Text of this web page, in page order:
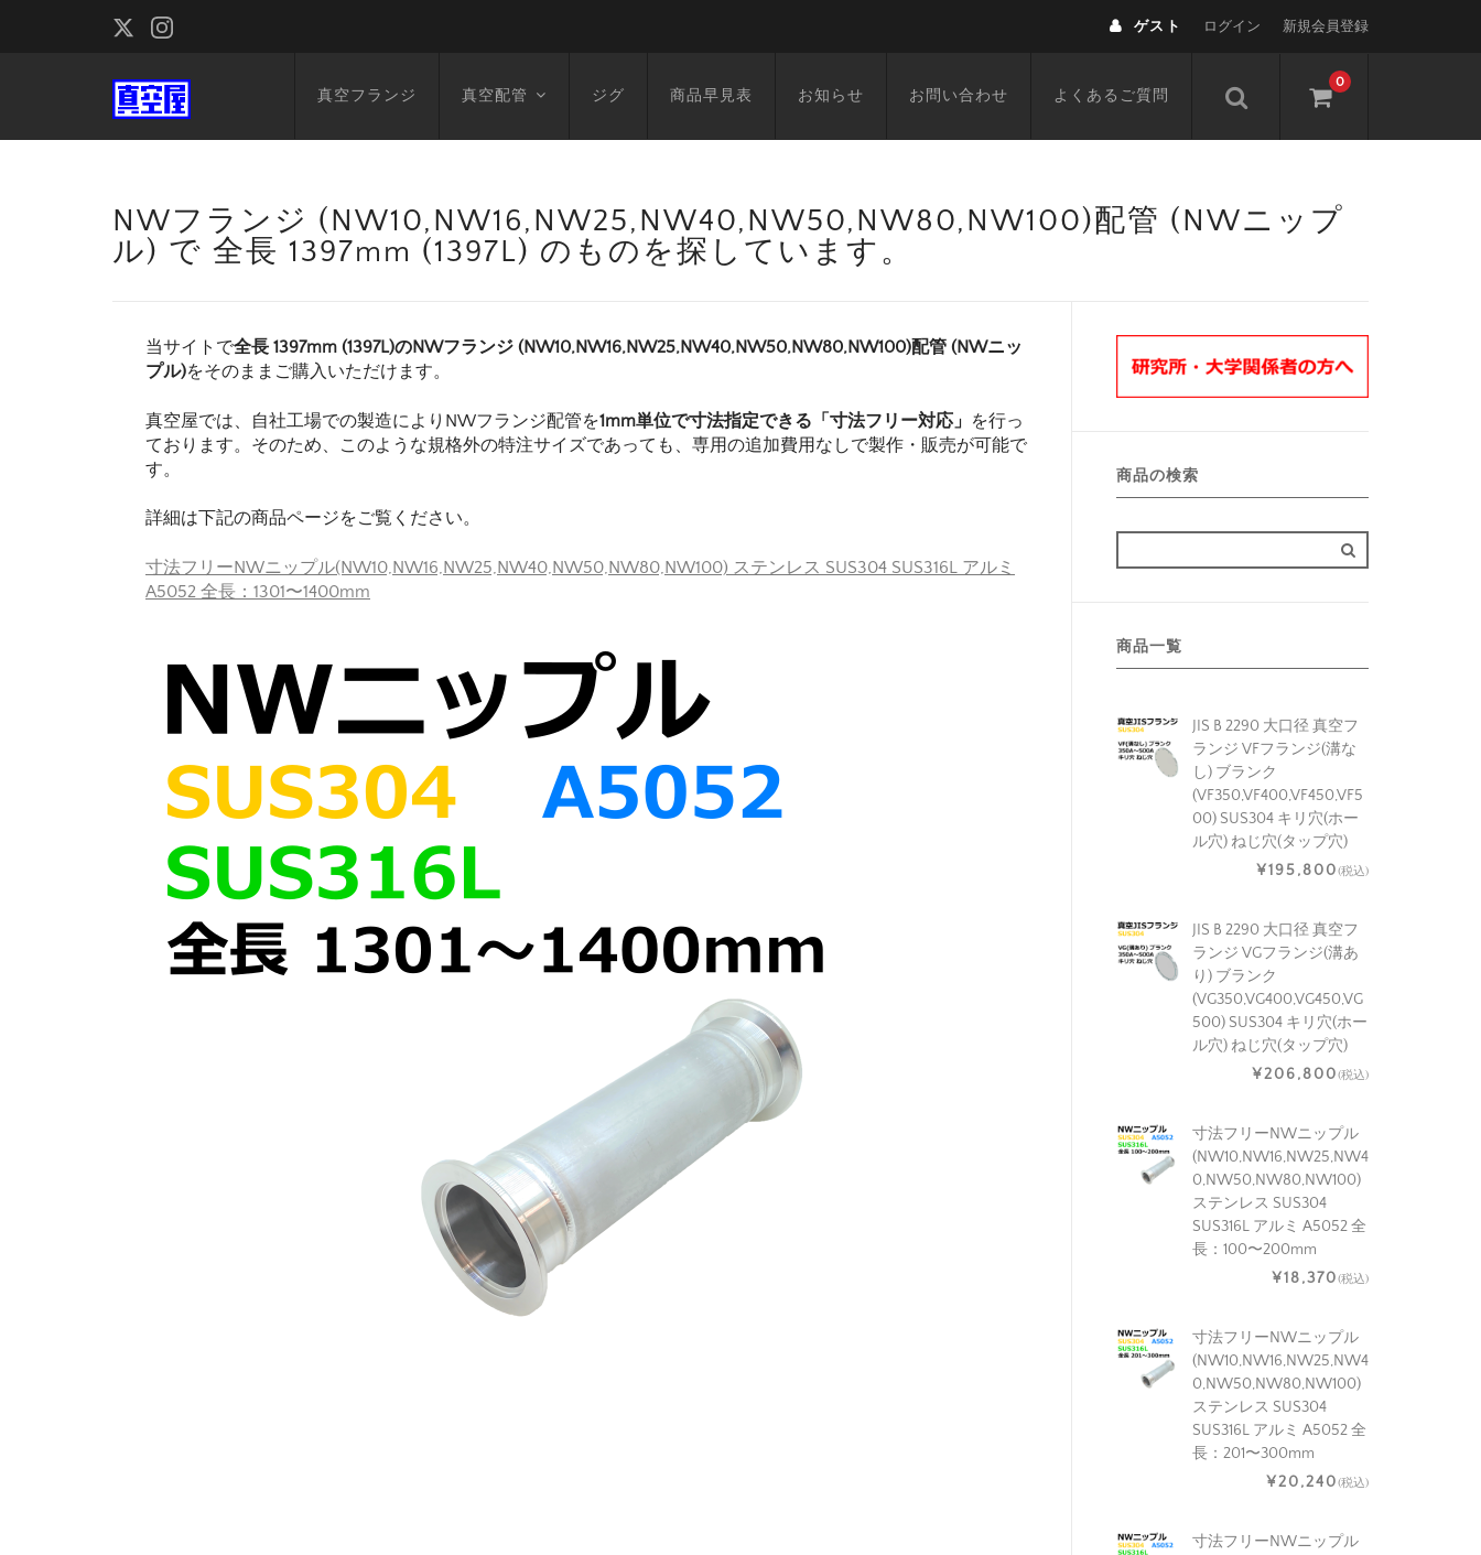
ゲスト ログイン 新規会員登録
0
真空フランジ 真空配管 ジグ 商品早見表 お知らせ お問い合わせ よくあるご質問
NWフランジ (NW10,NW16,NW25,NW40,NW50,NW80,NW100)配管 (NWニップ
ル) で 全長 1397mm (1397L) のものを探しています。
当サイトで全長 1397mm (1397L)のNWフランジ (NW10,NW16,NW25,NW40,NW50,NW80,NW100)配管 (NWニッ
プル)をそのままご購入いただけます。
真空屋では、自社工場での製造によりNWフランジ配管を1mm単位で寸法指定できる「寸法フリー対応」 を行っ
ております。そのため、このような規格外の特注サイズであっても、専用の追加費用なしで製作・販売が可能で
す。
詳細は下記の商品ページをご覧ください。
寸法フリーNWニップル(NW10,NW16,NW25,NW40,NW50,NW80,NW100) ステンレス SUS304 SUS316L アルミ
A5052 全長：1301〜1400mm
商品の検索
商品一覧
JIS B 2290 大口径 真空フ
ランジ VFフランジ(溝な
し) ブランク
(VF350,VF400,VF450,VF5
00) SUS304 キリ穴(ホー
ル穴) ねじ穴(タップ穴)
¥195,800(税込)
JIS B 2290 大口径 真空フ
ランジ VGフランジ(溝あ
り) ブランク
(VG350,VG400,VG450,VG
500) SUS304 キリ穴(ホー
ル穴) ねじ穴(タップ穴)
¥206,800(税込)
寸法フリーNWニップル
(NW10,NW16,NW25,NW4
0,NW50,NW80,NW100)
ステンレス SUS304
SUS316L アルミ A5052 全
長：100〜200mm
¥18,370(税込)
寸法フリーNWニップル
(NW10,NW16,NW25,NW4
0,NW50,NW80,NW100)
ステンレス SUS304
SUS316L アルミ A5052 全
長：201〜300mm
¥20,240(税込)
寸法フリーNWニップル